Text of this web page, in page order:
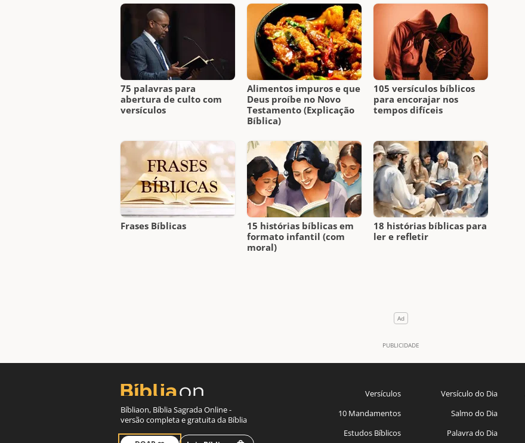
75 palavras para
abertura de culto com
versículos
Alimentos impuros e que
Deus proíbe no Novo
Testamento (Explicação
Bíblica)
105 versículos bíblicos
para encorajar nos
tempos difíceis
Frases Bíblicas
15 histórias bíblicas em
formato infantil (com
moral)
18 histórias bíblicas para
ler e refletir
Bíbliaon, Bíblia Sagrada Online -
versão completa e gratuita da Bíblia
Versículos
10 Mandamentos
Estudos Bíblicos
Versículo do Dia
Salmo do Dia
Palavra do Dia